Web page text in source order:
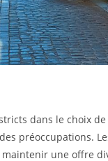
dans le choix
préoccupations.
une offre